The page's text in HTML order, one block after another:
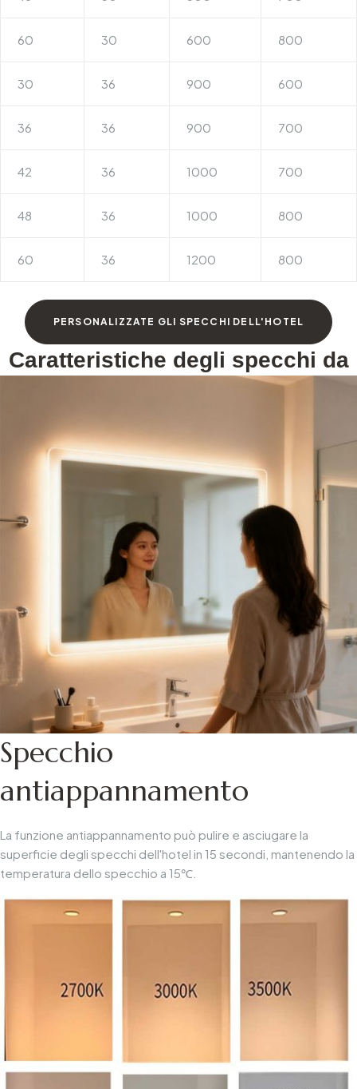
60 30 600 800
30 36 900 600
36 36 900 700
42 36 1000 700
48 36 1000 800
60 36 1200 800
PERSONALIZZATE GLI SPECCHI DELL'HOTEL
Caratteristiche degli specchi da
bagno LED per hotel
Gli specchi DIMO accettano requisiti personalizzati per le
caratteristiche: Interruttore, dimmerabile, CCT,
antiappannamento, orologio, Bluetooth, lente d'ingrandimento
e così via per i vostri specchi per l'ospitalità con luce.
Specchio
antiappannamento
La funzione antiappannamento può pulire e asciugare la
superficie degli specchi dell'hotel in 15 secondi, mantenendo la
temperatura dello specchio a 15℃.